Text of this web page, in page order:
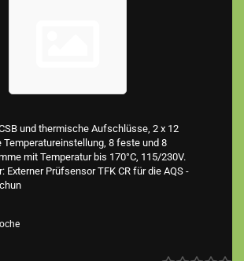
und thermische Aufschlüsse, 2 x 12
Temperatureinstellung, 8 feste und 8
mit Temperatur bis 170°C, 115/230V.
Externer Prüfsensor TFK CR für die AQS -